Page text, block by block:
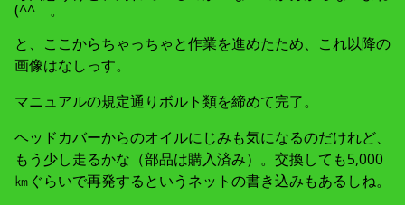
(^^ゞ。
と、ここからちゃっちゃと作業を進めたため、これ以降の
画像はなしっす。
マニュアルの規定通りボルト類を締めて完了。
ヘッドカバーからのオイルにじみも気になるのだけれど、
もう少し走るかな（部品は購入済み）。交換しても5,000
㎞ぐらいで再発するというネットの書き込みもあるしね。